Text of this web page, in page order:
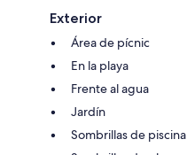
Exterior
Área de pícnic
En la playa
Frente al agua
Jardín
Sombrillas de piscina